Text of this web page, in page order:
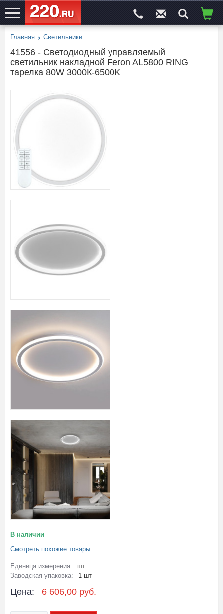
ЭЛЕКТРОСАЙТ№1
Главная Светильники
41556 - Светодиодный управляемый
светильник накладной Feron AL5800 RING
тарелка 80W 3000К-6500K
В наличии
Смотреть похожие товары
Единица измерения:
шт
Заводская упаковка:
1 шт
Цена: 6 606,00 руб.